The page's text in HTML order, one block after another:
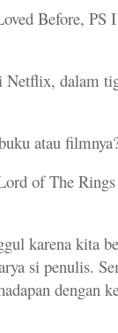
Before, PS
Netflix, dalam
atau
of The
karena kita
si penulis.
dengan